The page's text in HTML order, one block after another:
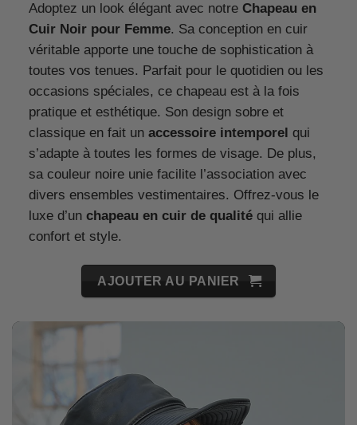
Adoptez un look élégant avec notre Chapeau en
Cuir Noir pour Femme. Sa conception en cuir
véritable apporte une touche de sophistication à
toutes vos tenues. Parfait pour le quotidien ou les
occasions spéciales, ce chapeau est à la fois
pratique et esthétique. Son design sobre et
classique en fait un accessoire intemporel qui
s’adapte à toutes les formes de visage. De plus,
sa couleur noire unie facilite l’association avec
divers ensembles vestimentaires. Offrez-vous le
luxe d’un chapeau en cuir de qualitéqui allie
confort et style.
AJOUTER AU PANIER